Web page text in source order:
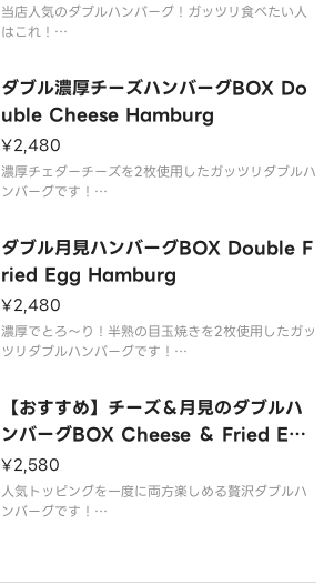
当店人気のダブルハンバーグ！ガッツリ食べたい人
はこれ！
お好みに合わせて、2種類のソースをお選びいただけ
ライスは大盛無料でご用意しております。
【商品内
ダブル濃厚チーズハンバーグBOX Do
uble Cheese Hamburg
¥2,480
濃厚チェダーチーズを2枚使用したガッツリダブルハ
ンバーグです！
お好みに合わせて、2種類のソースをお選びいただけ
ライスは大盛無料でご用意しております。
ダブル月見ハンバーグBOX Double F
ried Egg Hamburg
¥2,480
濃厚でとろ〜り！半熟の目玉焼きを2枚使用したガッ
ツリダブルハンバーグです！
お好みに合わせて、2種類のソースをお選びいただけ
ライスは大盛無料でご用意してお
【おすすめ】チーズ＆月見のダブルハ
ンバーグBOX Cheese ＆ Fried Egg
Double Hamburg
¥2,580
人気トッピングを一度に両方楽しめる贅沢ダブルハ
ンバーグです！